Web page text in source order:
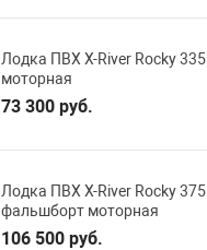
Лодка ПВХ X-River Rocky 335
моторная
73 300 руб.
Лодка ПВХ X-River Rocky 375
фальшборт моторная
106 500 руб.